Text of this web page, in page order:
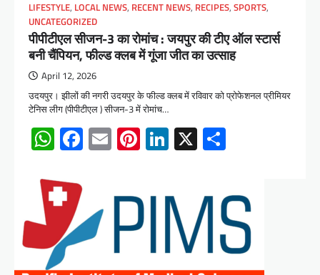
LIFESTYLE, LOCAL NEWS, RECENT NEWS, RECIPES, SPORTS,
UNCATEGORIZED
पीपीटीएल सीजन-3 का रोमांच : जयपुर की टीए ऑल स्टार्स
बनी चैंपियन, फील्ड क्लब में गूंजा जीत का उत्साह
April 12, 2026
उदयपुर। झीलों की नगरी उदयपुर के फील्ड क्लब में रविवार को प्रोफेशनल प्रीमियर
टेनिस लीग (पीपीटीएल ) सीजन-3 में रोमांच…
WhatsApp
Facebook
EmailPinterest
LinkedIn
X